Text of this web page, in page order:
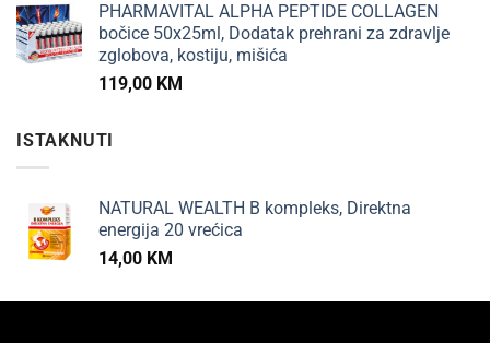
PHARMAVITAL ALPHA PEPTIDE COLLAGEN
bočice 50x25ml, Dodatak prehrani za zdravlje
zglobova, kostiju, mišića
119,00 KM
ISTAKNUTI
NATURAL WEALTH B kompleks, Direktna
energija 20 vrećica
14,00 KM